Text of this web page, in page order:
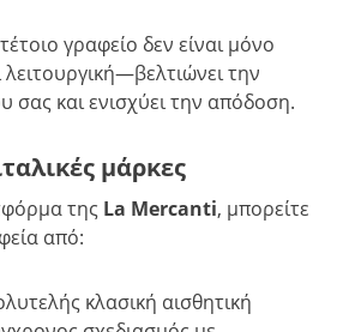
γραφείο δεν είναι μόνο
λειτουργική—βελτιώνει την
σας και ενισχύει την απόδοση.
μάρκες
της La Mercanti, μπορείτε
από:
κλασική αισθητική